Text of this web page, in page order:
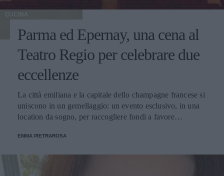
CUCINA
Parma ed Epernay, una cena al
Teatro Regio per celebrare due
eccellenze
La città emiliana e la capitale dello champagne francese si
uniscono in un gemellaggio: un evento esclusivo, in una
location da sogno, per raccogliere fondi a favore
EMMA PIETRAROSA